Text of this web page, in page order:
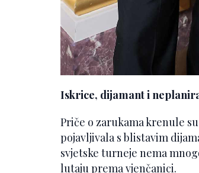
Iskrice, dijamant i
Priče o zarukama krenule
pojavljivala s blistavim
svjetske turneje nema
lutaju prema vjenčanici.